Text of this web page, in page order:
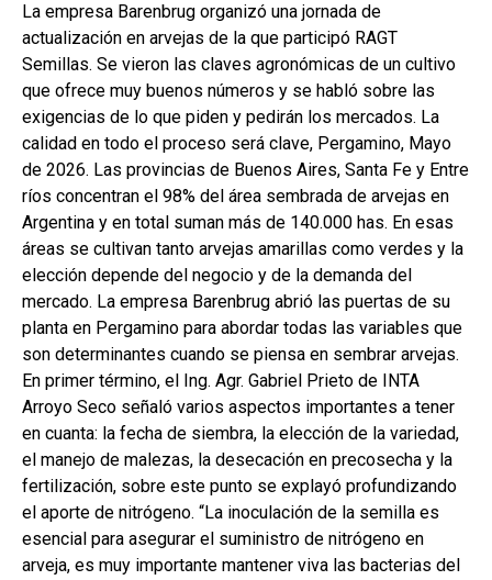
ce
b
o
o
k
at
s
A
p
p
ke
dI
n
m
p
ar
tir
La empresa Barenbrug organizó una jornada de
actualización en arvejas de la que participó RAGT
Semillas. Se vieron las claves agronómicas de un cultivo
que ofrece muy buenos números y se habló sobre las
exigencias de lo que piden y pedirán los mercados. La
calidad en todo el proceso será clave, Pergamino, Mayo
de 2026. Las provincias de Buenos Aires, Santa Fe y Entre
ríos concentran el 98% del área sembrada de arvejas en
Argentina y en total suman más de 140.000 has. En esas
áreas se cultivan tanto arvejas amarillas como verdes y la
elección depende del negocio y de la demanda del
mercado. La empresa Barenbrug abrió las puertas de su
planta en Pergamino para abordar todas las variables que
son determinantes cuando se piensa en sembrar arvejas.
En primer término, el Ing. Agr. Gabriel Prieto de INTA
Arroyo Seco señaló varios aspectos importantes a tener
en cuanta: la fecha de siembra, la elección de la variedad,
el manejo de malezas, la desecación en precosecha y la
fertilización, sobre este punto se explayó profundizando
el aporte de nitrógeno. “La inoculación de la semilla es
esencial para asegurar el suministro de nitrógeno en
arveja, es muy importante mantener viva las bacterias del